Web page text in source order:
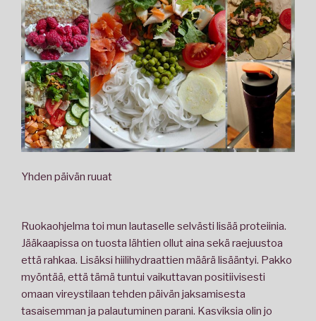
Yhden päivän ruuat
Ruokaohjelma toi mun lautaselle selvästi lisää proteiinia.
Jääkaapissa on tuosta lähtien ollut aina sekä raejuustoa
että rahkaa. Lisäksi hiilihydraattien määrä lisääntyi. Pakko
myöntää, että tämä tuntui vaikuttavan positiivisesti
omaan vireystilaan tehden päivän jaksamisesta
tasaisemman ja palautuminen parani. Kasviksia olin jo